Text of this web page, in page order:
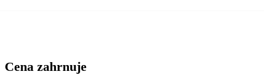
Cena zahrnuje